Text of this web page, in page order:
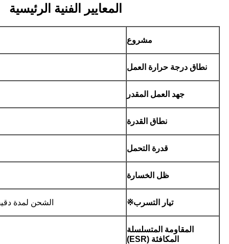
المعايير الفنية الرئيسية
مشروع
نطاق درجة حرارة العمل
جهد العمل المقدر
نطاق القدرة
قدرة التحمل
ظل الخسارة
تيار التسرب※ الشحن لمدة
المقاومة المتسلسلة
المكافئة (ESR)